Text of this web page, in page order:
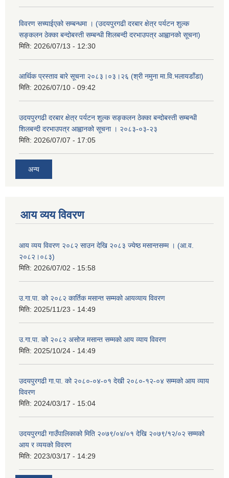
विवरण सच्याईएको सम्बन्धमा । (उदयपुरगढी दरबार क्षेत्र पर्यटन शुल्क
सङ्कलन ठेक्का बन्दोबस्ती सम्बन्धी शिलबन्दी दरभाउपत्र आह्वानको सूचना)
मिति: 2026/07/13 - 12:30
आर्थिक प्रस्ताव बारे सूचना २०८३।०३।२६ (श्री नमुना मा.वि.भलायडाँडा)
मिति: 2026/07/10 - 09:42
उदयपुरगढी दरबार क्षेत्र पर्यटन शुल्क सङ्कलन ठेक्का बन्दोबस्ती सम्बन्धी
शिलबन्दी दरभाउपत्र आह्वानको सूचना । २०८३-०३-२३
मिति: 2026/07/07 - 17:05
अन्य
आय व्यय विवरण
आय व्यय विवरण २०८२ साउन देखि २०८३ ज्येष्ठ मसान्तसम्म । (आ.व.
२०८२।०८३)
मिति: 2026/07/02 - 15:58
उ.गा.पा. को २०८२ कार्तिक मसान्त सम्मको आयव्याय विवरण
मिति: 2025/11/23 - 14:49
उ.गा.पा. को २०८२ असोज मसान्त सम्मको आय व्याय विवरण
मिति: 2025/10/24 - 14:49
उदयपुरगढी गा.पा. को २०८०-०४-०१ देखी २०८०-१२-०४ सम्मको आय व्याय
विवरण
मिति: 2024/03/17 - 15:04
उदयपुरगढी गाउँपालिकाको मिति २०७९/०४/०१ देखि २०७९/१२/०२ सम्मको
आय र व्ययको विवरण
मिति: 2023/03/17 - 14:29